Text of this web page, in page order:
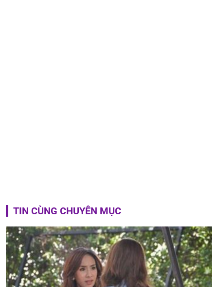
TIN CÙNG CHUYÊN MỤC